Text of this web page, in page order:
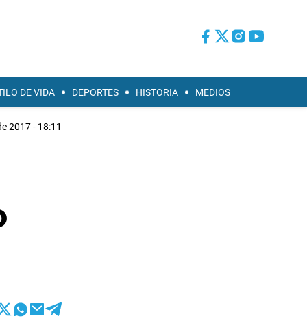
DE VIDA DEPORTES HISTORIA MEDIOS
2017 - 18:11